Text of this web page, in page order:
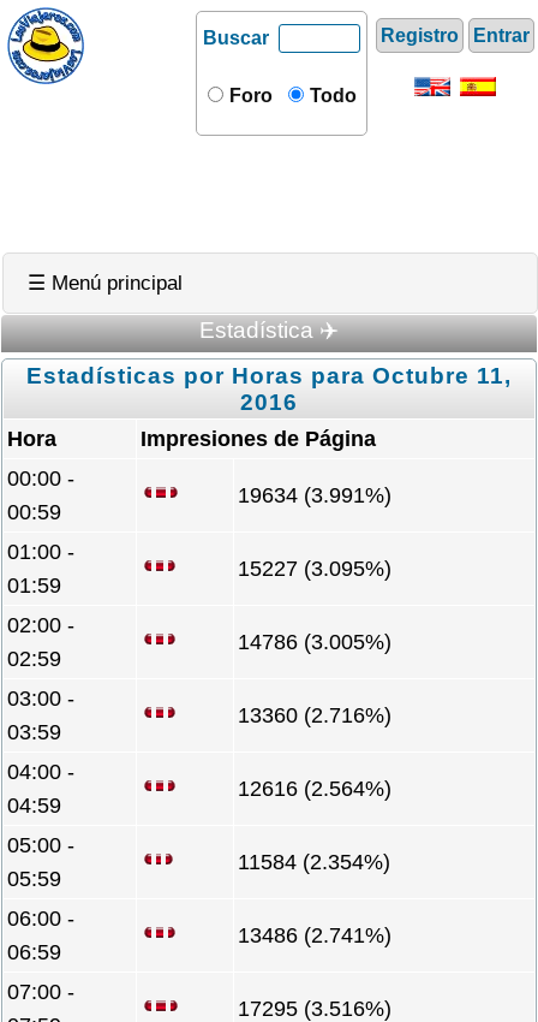
Registro Entrar
Buscar
Foro Todo
☰ Menú principal
Estadística ✈️
Estadísticas por Horas para Octubre 11,
2016
Hora
Impresiones de Página
00:00 -
00:59
19634 (3.991%)
01:00 -
01:59
15227 (3.095%)
02:00 -
02:59
14786 (3.005%)
03:00 -
03:59
13360 (2.716%)
04:00 -
04:59
12616 (2.564%)
05:00 -
05:59
11584 (2.354%)
06:00 -
06:59
13486 (2.741%)
07:00 -
17295 (3.516%)